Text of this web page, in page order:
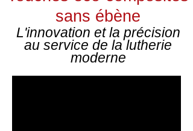
sans ébène
L'innovation et la précision
au service de la lutherie
moderne